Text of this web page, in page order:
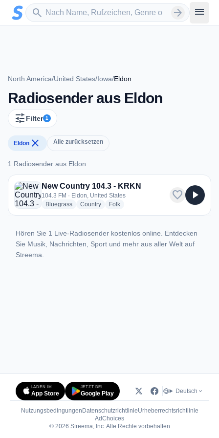
Zum Hauptinhalt springen
search
Sender suchen arrow_forward menu
North America/United States/Iowa/Eldon
Radiosender aus Eldon
tune Filter 1
Eldon close Alle zurücksetzen
1 Radiosender aus Eldon
1 Radiosender aus Eldon
New Country 104.3 - KRKN
104.3 FM · Eldon, United States
Bluegrassradio stations
Countryradio stations
Folkradio stations
favorite play_arrow
Hören Sie 1 Live-Radiosender kostenlos online. Entdecken
Sie Musik, Nachrichten, Sport und mehr aus aller Welt auf
Streema.
LADEN IM
App Store
JETZT BEI
Google Play Deutsch
Nutzungsbedingungen DatenschutzrichtlinieUrheberrechtsrichtlinie
AdChoices(öffnet in neuem Tab)
© 2026 Streema, Inc. Alle Rechte vorbehalten